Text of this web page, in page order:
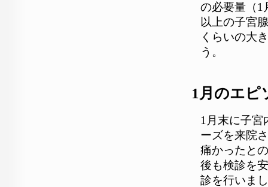
の必要量（1
以上の子宮
くらいの大
う。
1月のエピ
1月末に子宮
ーズを来院
痛かったと
後も検診を
診を行いま